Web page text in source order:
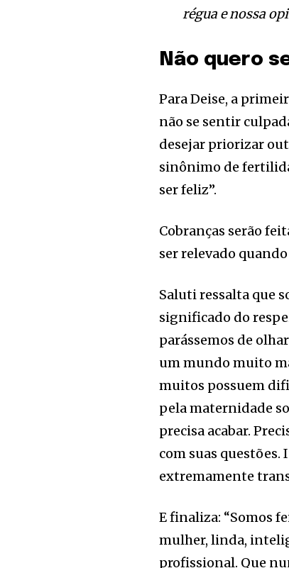
régua e nossa
Não quero
Para Deise, a
não se sentir
desejar priorizar
sinônimo de
ser feliz”.
Cobranças serão
ser relevado
Saluti ressalta que
significado do
parássemos de
um mundo muito
muitos possuem
pela maternidade
precisa acabar.
com suas
extremamente
E finaliza: “Somos
mulher, linda,
profissional. Que